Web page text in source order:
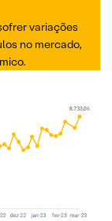
variações
no mercado,